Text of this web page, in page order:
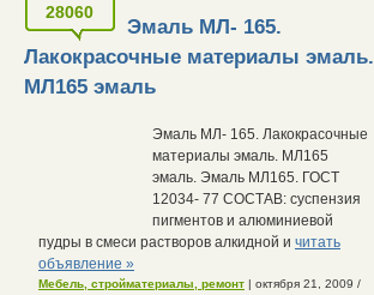
28060
Эмаль МЛ- 165.
Лакокрасочные материалы эмаль.
МЛ165 эмаль
Эмаль МЛ- 165. Лакокрасочные
материалы эмаль. МЛ165
эмаль. Эмаль МЛ165. ГОСТ
12034- 77 СОСТАВ: суспензия
пигментов и алюминиевой
пудры в смеси растворов алкидной и читать
объявление »
Мебель, стройматериалы, ремонт | октября 21, 2009 /